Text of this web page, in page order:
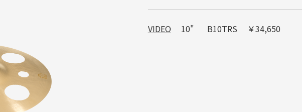
VIDEO 10" B10TRS ￥34,650